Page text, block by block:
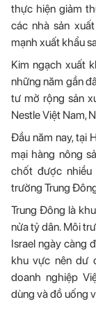
thực hiện giảm
các nhà sản
mạnh xuất khẩu
Kim ngạch xuất
những năm gần
tư mở rộng sản
Nestle Việt Nam,
Đầu năm nay, tại
mại hàng nông
chốt được
trường Trung
Trung Đông là
nửa tỷ dân. Môi
Israel ngày càng
khu vực nên dư
doanh nghiệp
dùng và đồ uống